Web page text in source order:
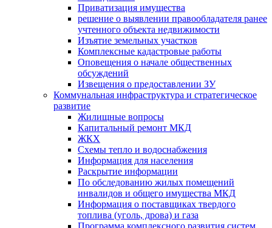
Приватизация имущества
решение о выявлении правообладателя ранее
учтенного объекта недвижимости
Изъятие земельных участков
Комплексные кадастровые работы
Оповещения о начале общественных
обсуждений
Извещения о предоставлении ЗУ
Коммунальная инфраструктура и стратегическое
развитие
Жилищные вопросы
Капитальный ремонт МКД
ЖКХ
Схемы тепло и водоснабжения
Информация для населения
Раскрытие информации
По обследованию жилых помещений
инвалидов и общего имущества МКД
Информация о поставщиках твердого
топлива (уголь, дрова) и газа